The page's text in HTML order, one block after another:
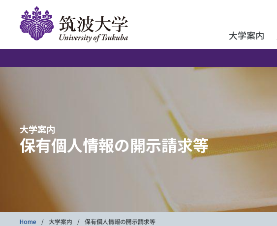
大学案内
大学案内
保有個人情報の開示請求等
Home 大学案内 保有個人情報の開示請求等